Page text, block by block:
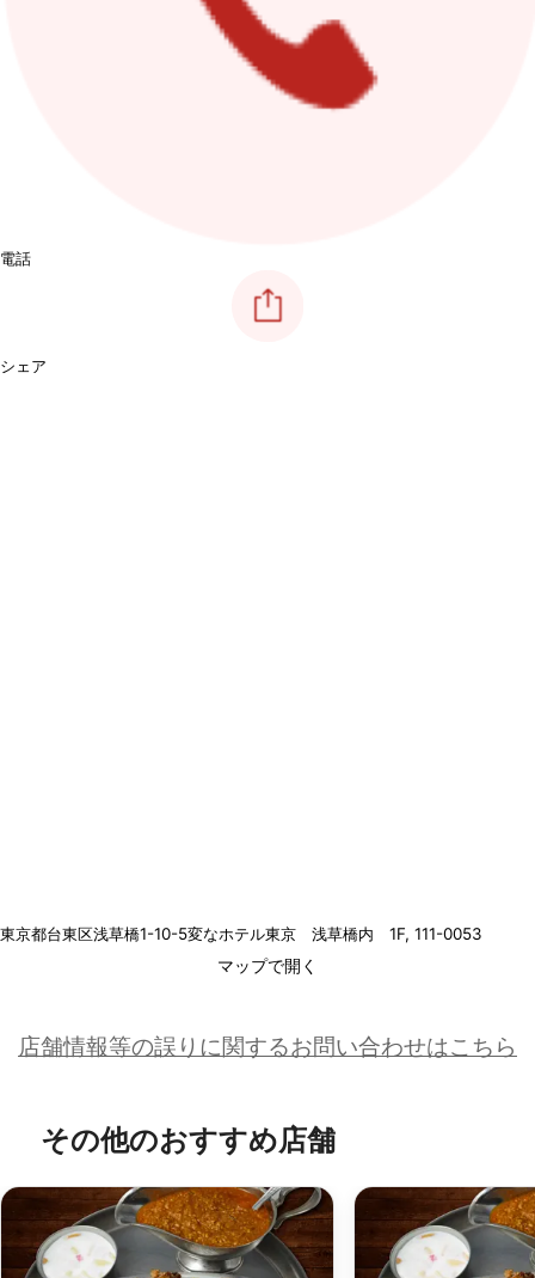
電話
シェア
東京都台東区浅草橋1-10-5変なホテル東京 浅草橋内 1F, 111-0053
マップで開く
店舗情報等の誤りに関するお問い合わせはこちら
その他のおすすめ店舗